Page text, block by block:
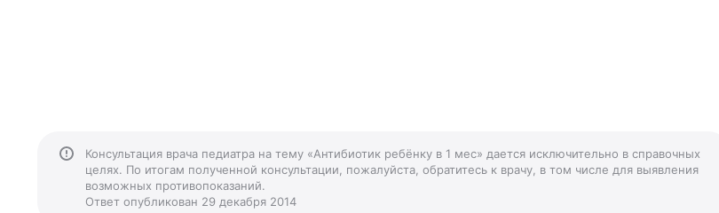
Консультация врача педиатра на тему «Антибиотик ребёнку в 1 мес» дается исключительно в справочных
целях. По итогам полученной консультации, пожалуйста, обратитесь к врачу, в том числе для выявления
возможных противопоказаний.
Ответ опубликован 29 декабря 2014